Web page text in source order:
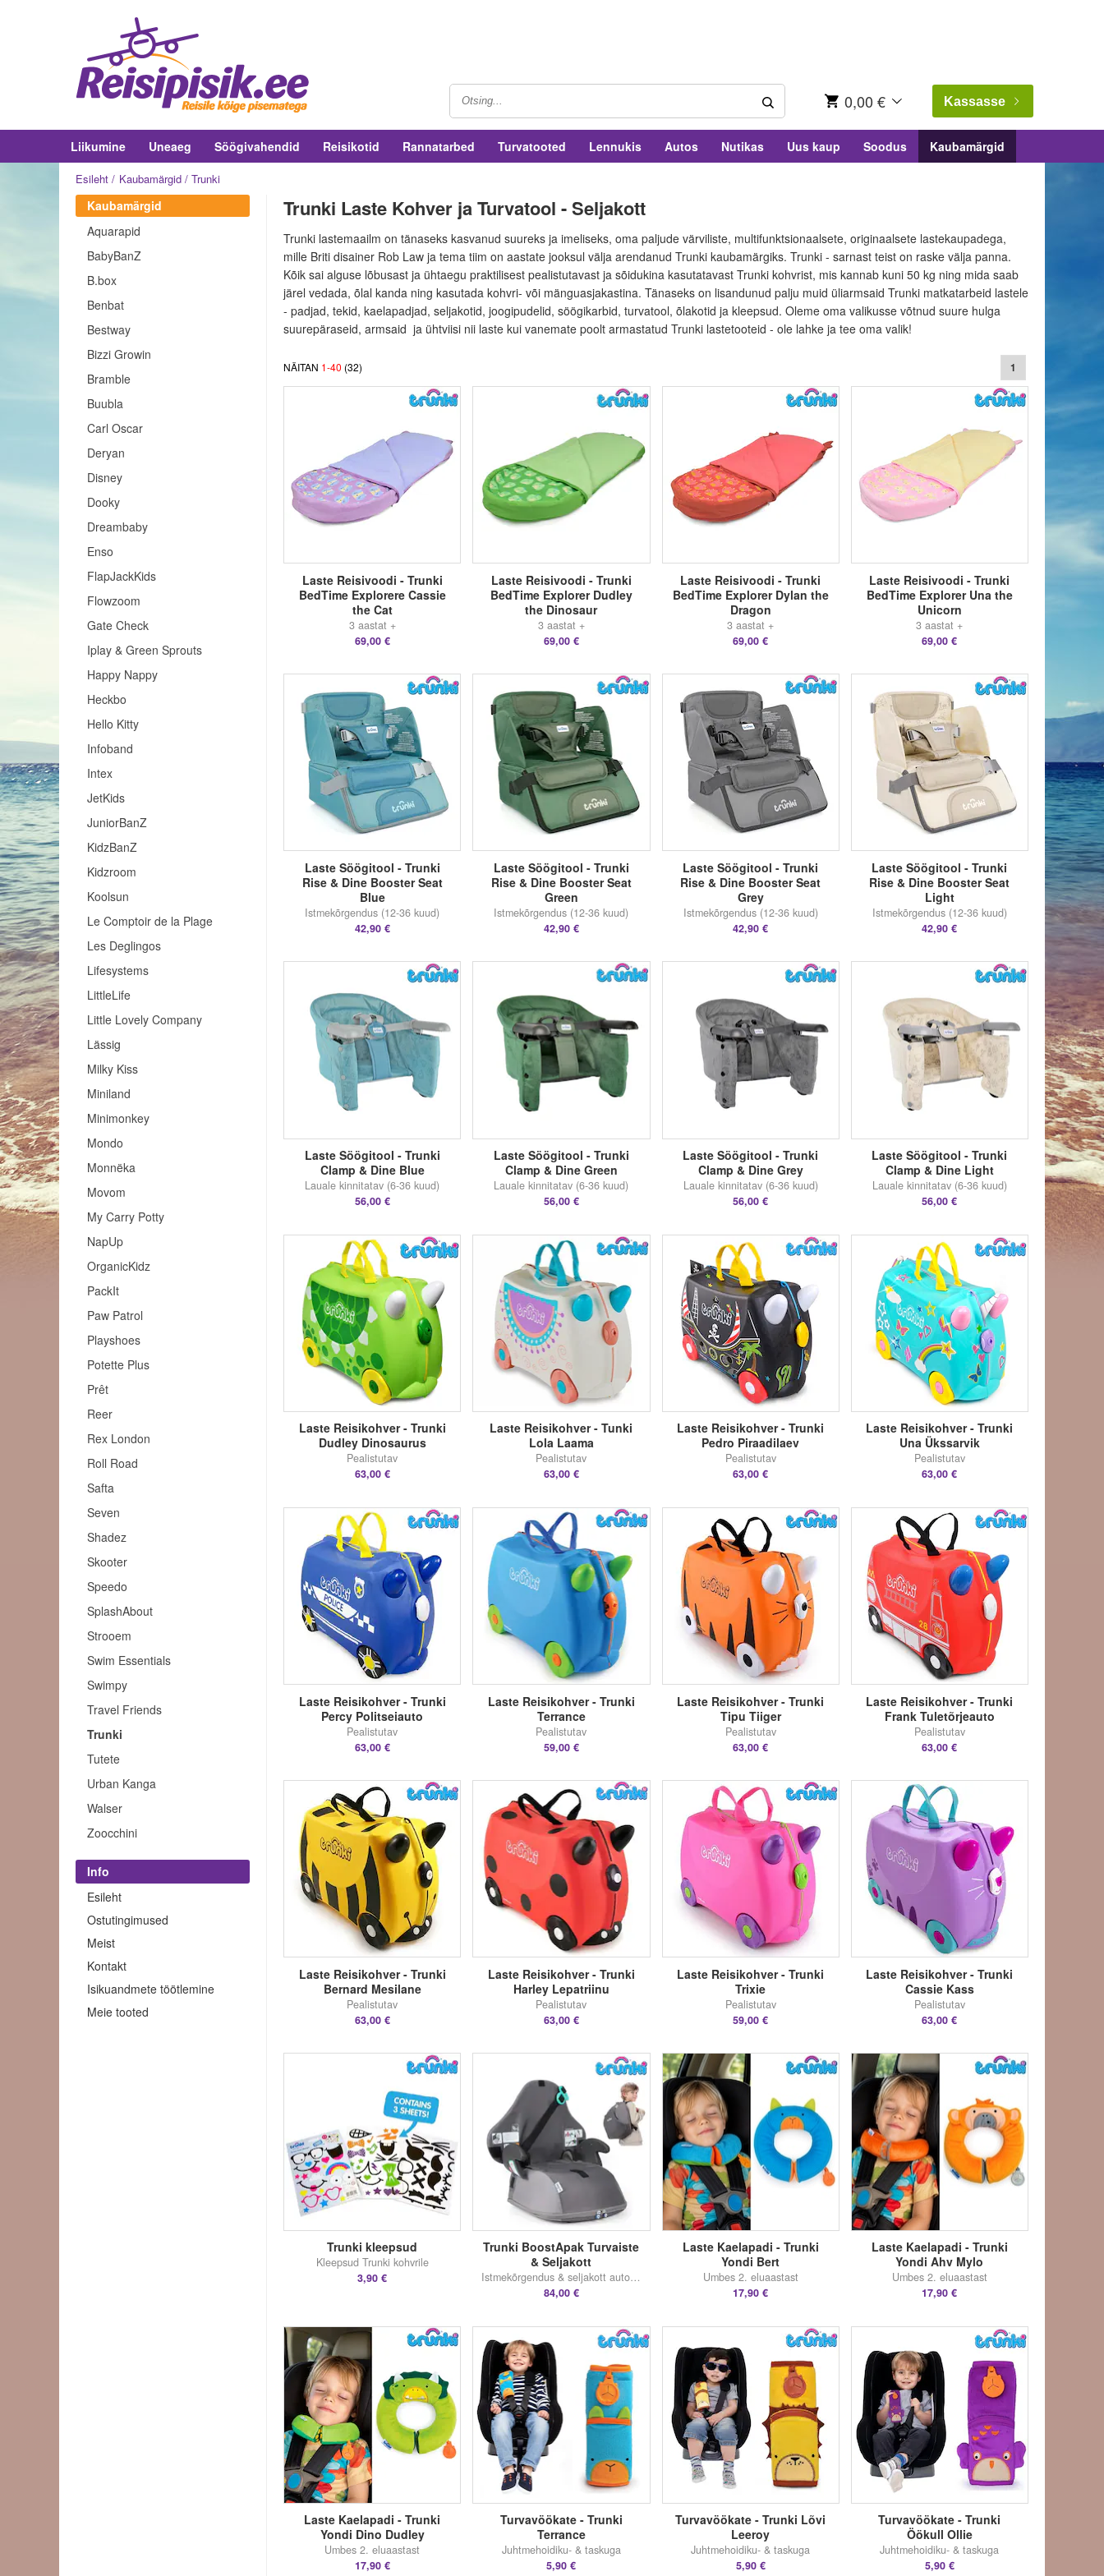
0,00 € Kassasse
Liikumine Uneaeg Söögivahendid Reisikotid Rannatarbed Turvatooted Lennukis Autos Nutikas Uus kaup Soodus Kaubamärgid
Esileht Kaubamärgid Trunki
Kaubamärgid
Aquarapid
BabyBanZ
B.box
Benbat
Bestway
Bizzi Growin
Bramble
Buubla
Carl Oscar
Deryan
Disney
Dooky
Dreambaby
Enso
FlapJackKids
Flowzoom
Gate Check
Iplay & Green Sprouts
Happy Nappy
Heckbo
Hello Kitty
Infoband
Intex
JetKids
JuniorBanZ
KidzBanZ
Kidzroom
Koolsun
Le Comptoir de la Plage
Les Deglingos
Lifesystems
LittleLife
Little Lovely Company
Lässig
Milky Kiss
Miniland
Minimonkey
Mondo
Monnëka
Movom
My Carry Potty
NapUp
OrganicKidz
PackIt
Paw Patrol
Playshoes
Potette Plus
Prêt
Reer
Rex London
Roll Road
Safta
Seven
Shadez
Skooter
Speedo
SplashAbout
Strooem
Swim Essentials
Swimpy
Travel Friends
Trunki
Tutete
Urban Kanga
Walser
Zoocchini
Info
Esileht
Ostutingimused
Meist
Kontakt
Isikuandmete töötlemine
Meie tooted
Trunki Laste Kohver ja Turvatool - Seljakott
Trunki lastemaailm on tänaseks kasvanud suureks ja imeliseks, oma paljude värviliste, multifunktsionaalsete, originaalsete lastekaupadega,
mille Briti disainer Rob Law ja tema tiim on aastate jooksul välja arendanud Trunki kaubamärgiks. Trunki - sarnast teist on raske välja panna.
Kõik sai alguse lõbusast ja ühtaegu praktilisest pealistutavast ja sõidukina kasutatavast Trunki kohvrist, mis kannab kuni 50 kg ning mida saab
järel vedada, õlal kanda ning kasutada kohvri- või mänguasjakastina. Tänaseks on lisandunud palju muid üliarmsaid Trunki matkatarbeid lastele
- padjad, tekid, kaelapadjad, seljakotid, joogipudelid, söögikarbid, turvatool, õlakotid ja kleepsud. Oleme oma valikusse võtnud suure hulga
suurepäraseid, armsaid ja ühtviisi nii laste kui vanemate poolt armastatud Trunki lastetooteid - ole lahke ja tee oma valik!
NÄITAN 1-40 (32) 1
Laste Reisivoodi - Trunki
BedTime Explorere Cassie
the Cat
3 aastat +
69,00 €
Laste Reisivoodi - Trunki
BedTime Explorer Dudley
the Dinosaur
3 aastat +
69,00 €
Laste Reisivoodi - Trunki
BedTime Explorer Dylan the
Dragon
3 aastat +
69,00 €
Laste Reisivoodi - Trunki
BedTime Explorer Una the
Unicorn
3 aastat +
69,00 €
Laste Söögitool - Trunki
Rise & Dine Booster Seat
Blue
Istmekõrgendus (12-36 kuud)
42,90 €
Laste Söögitool - Trunki
Rise & Dine Booster Seat
Green
Istmekõrgendus (12-36 kuud)
42,90 €
Laste Söögitool - Trunki
Rise & Dine Booster Seat
Grey
Istmekõrgendus (12-36 kuud)
42,90 €
Laste Söögitool - Trunki
Rise & Dine Booster Seat
Light
Istmekõrgendus (12-36 kuud)
42,90 €
Laste Söögitool - Trunki
Clamp & Dine Blue
Lauale kinnitatav (6-36 kuud)
56,00 €
Laste Söögitool - Trunki
Clamp & Dine Green
Lauale kinnitatav (6-36 kuud)
56,00 €
Laste Söögitool - Trunki
Clamp & Dine Grey
Lauale kinnitatav (6-36 kuud)
56,00 €
Laste Söögitool - Trunki
Clamp & Dine Light
Lauale kinnitatav (6-36 kuud)
56,00 €
Laste Reisikohver - Trunki
Dudley Dinosaurus
Pealistutav
63,00 €
Laste Reisikohver - Tunki
Lola Laama
Pealistutav
63,00 €
Laste Reisikohver - Trunki
Pedro Piraadilaev
Pealistutav
63,00 €
Laste Reisikohver - Trunki
Una Ükssarvik
Pealistutav
63,00 €
Laste Reisikohver - Trunki
Percy Politseiauto
Pealistutav
63,00 €
Laste Reisikohver - Trunki
Terrance
Pealistutav
59,00 €
Laste Reisikohver - Trunki
Tipu Tiiger
Pealistutav
63,00 €
Laste Reisikohver - Trunki
Frank Tuletõrjeauto
Pealistutav
63,00 €
Laste Reisikohver - Trunki
Bernard Mesilane
Pealistutav
63,00 €
Laste Reisikohver - Trunki
Harley Lepatriinu
Pealistutav
63,00 €
Laste Reisikohver - Trunki
Trixie
Pealistutav
59,00 €
Laste Reisikohver - Trunki
Cassie Kass
Pealistutav
63,00 €
Trunki kleepsud
Kleepsud Trunki kohvrile
3,90 €
Trunki BoostApak Turvaiste
& Seljakott
Istmekõrgendus & seljakott autosse
84,00 €
Laste Kaelapadi - Trunki
Yondi Bert
Umbes 2. eluaastast
17,90 €
Laste Kaelapadi - Trunki
Yondi Ahv Mylo
Umbes 2. eluaastast
17,90 €
Laste Kaelapadi - Trunki
Yondi Dino Dudley
Umbes 2. eluaastast
17,90 €
Turvavöökate - Trunki
Terrance
Juhtmehoidiku- & taskuga
5,90 €
Turvavöökate - Trunki Lõvi
Leeroy
Juhtmehoidiku- & taskuga
5,90 €
Turvavöökate - Trunki
Öökull Ollie
Juhtmehoidiku- & taskuga
5,90 €